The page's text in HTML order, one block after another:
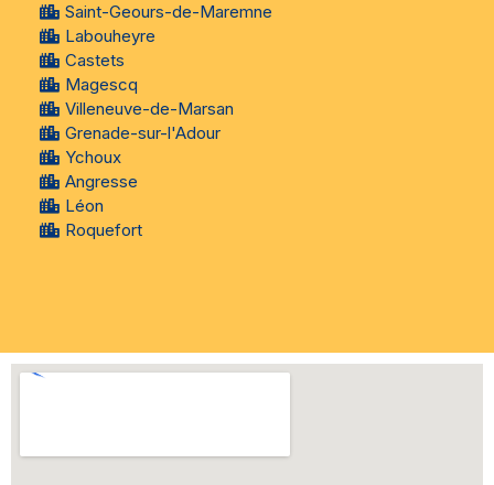
Saint-Geours-de-Maremne
Labouheyre
Castets
Magescq
Villeneuve-de-Marsan
Grenade-sur-l'Adour
Ychoux
Angresse
Léon
Roquefort